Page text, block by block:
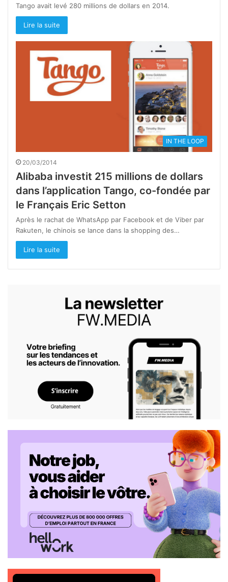
Tango avait levé 280 millions de dollars en 2014.
Lire la suite
IN THE LOOP
20/03/2014
Alibaba investit 215 millions de dollars
dans l’application Tango, co-fondée par
le Français Eric Setton
Après le rachat de WhatsApp par Facebook et de Viber par
Rakuten, le chinois se lance dans la shopping des…
Lire la suite